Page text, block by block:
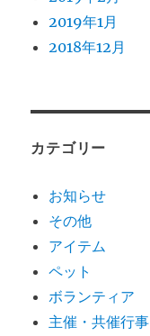
2019年1月
2018年12月
カテゴリー
お知らせ
その他
アイテム
ペット
ボランティア
主催・共催行事